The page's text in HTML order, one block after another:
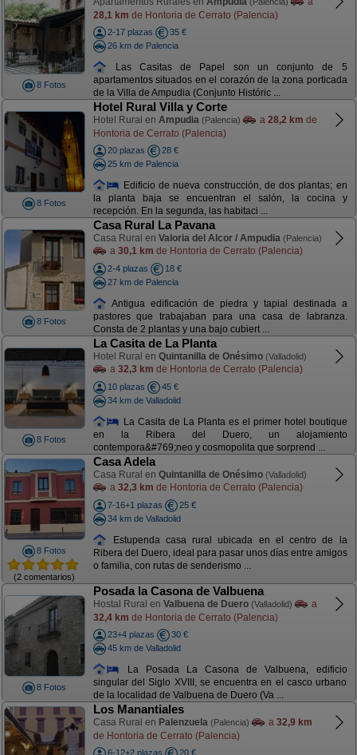
8 Fotos
28,1 km de Hontoria de Cerrato (Palencia)
2-17 plazas
35 €
26 km de Palencia
Las Casitas de Papel son un conjunto de 5
apartamentos situados en el corazón de la zona porticada
de la Villa de Ampudia (Conjunto Históric ...
8 Fotos
Hotel Rural Villa y Corte
Hotel Rural en Ampudia (Palencia) a 28,2 km de
Hontoria de Cerrato (Palencia)
20 plazas
28 €
25 km de Palencia
Edificio de nueva construcción, de dos plantas; en
la planta baja se encuentran el salón, la cocina y
recepción. En la segunda, las habitaci ...
8 Fotos
Casa Rural La Pavana
Casa Rural en Valoria del Alcor / Ampudia (Palencia)
a 30,1 km de Hontoria de Cerrato (Palencia)
2-4 plazas
18 €
27 km de Palencia
Antigua edificación de piedra y tapial destinada a
pastores que trabajaban para una casa de labranza.
Consta de 2 plantas y una bajo cubiert ...
8 Fotos
La Casita de La Planta
Hotel Rural en Quintanilla de Onésimo (Valladolid)
a 32,3 km de Hontoria de Cerrato (Palencia)
10 plazas
45 €
34 km de Valladolid
La Casita de La Planta es el primer hotel boutique
en la Ribera del Duero, un alojamiento
contempora&#769;neo y cosmopolita que sorprend ...
8 Fotos
(2 comentarios)
Casa Adela
Casa Rural en Quintanilla de Onésimo (Valladolid)
a 32,3 km de Hontoria de Cerrato (Palencia)
7-16+1 plazas
25 €
34 km de Valladolid
Estupenda casa rural ubicada en el centro de la
Ribera del Duero, ideal para pasar unos días entre amigos
o familia, con rutas de senderismo ...
8 Fotos
Posada la Casona de Valbuena
Hostal Rural en Valbuena de Duero (Valladolid)
a
32,4 km de Hontoria de Cerrato (Palencia)
23+4 plazas
30 €
45 km de Valladolid
La Posada La Casona de Valbuena, edificio
singular del Siglo XVIII, se encuentra en el casco urbano
de la localidad de Valbuena de Duero (Va ...
Los Manantiales
Casa Rural en Palenzuela (Palencia) a 32,9 km
de Hontoria de Cerrato (Palencia)
6-12+2 plazas 20 €